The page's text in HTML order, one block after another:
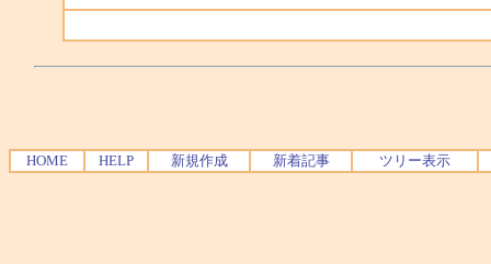
HOME HELP 新規作成 新着記事 ツリー表示